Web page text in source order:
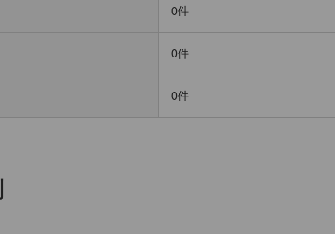
0件
0件
0件